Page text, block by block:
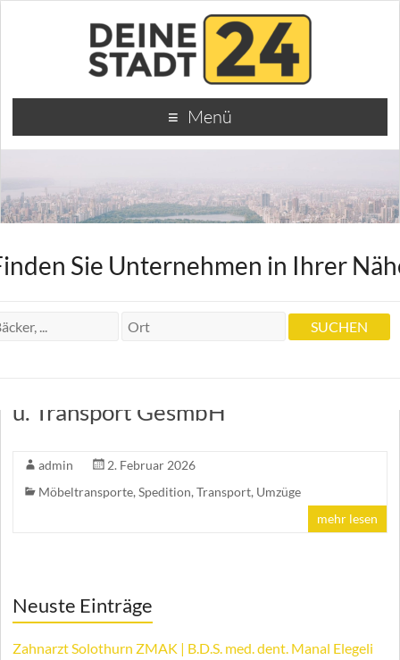
Menü
Sie Unternehmen in Ihrer
u. Transport GesmbH
admin
2. Februar 2026
Möbeltransporte,Spedition,Transport, Umzüge
mehr lesen
Neuste Einträge
Zahnarzt Solothurn ZMAK | B.D.S. med. dent. Manal Elegeli